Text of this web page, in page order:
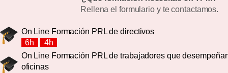
Rellena el formulario y te contactamos.
On Line Formación PRL de directivos
6h
4h
On Line Formación PRL de trabajadores que
oficinas